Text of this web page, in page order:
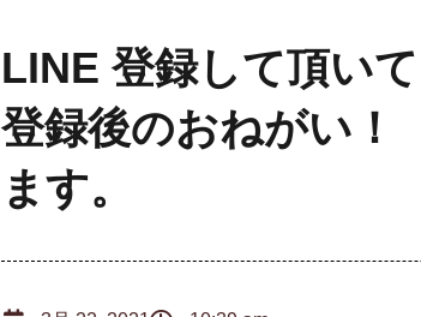
LINE 登録して頂い
登録後のおねがい
ます。